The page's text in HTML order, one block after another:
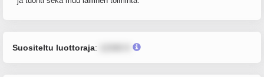
Suositeltu luottoraja: